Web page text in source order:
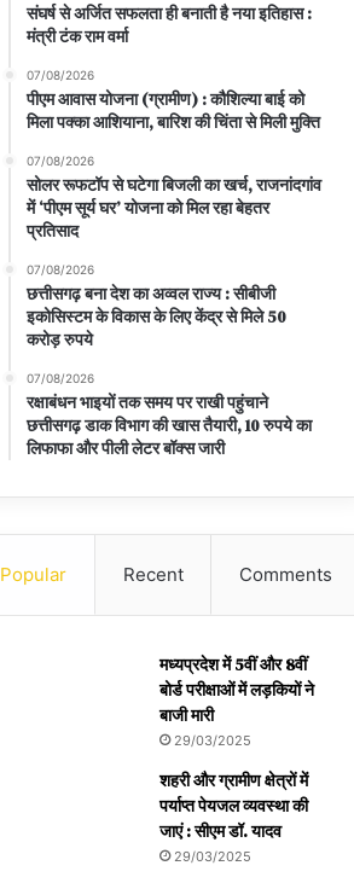
संघर्ष से अर्जित सफलता ही बनाती है नया इतिहास :
मंत्री टंक राम वर्मा
07/08/2026
पीएम आवास योजना (ग्रामीण) : कौशिल्या बाई को
मिला पक्का आशियाना, बारिश की चिंता से मिली मुक्ति
07/08/2026
सोलर रूफटॉप से घटेगा बिजली का खर्च, राजनांदगांव
में ‘पीएम सूर्य घर’ योजना को मिल रहा बेहतर
प्रतिसाद
07/08/2026
छत्तीसगढ़ बना देश का अव्वल राज्य : सीबीजी
इकोसिस्टम के विकास के लिए केंद्र से मिले 50
करोड़ रुपये
07/08/2026
रक्षाबंधन भाइयों तक समय पर राखी पहुंचाने
छत्तीसगढ़ डाक विभाग की खास तैयारी, 10 रुपये का
लिफाफा और पीली लेटर बॉक्स जारी
Popular Recent Comments
मध्यप्रदेश में 5वीं और 8वीं
बोर्ड परीक्षाओं में लड़कियों ने
बाजी मारी
29/03/2025
शहरी और ग्रामीण क्षेत्रों में
पर्याप्त पेयजल व्यवस्था की
जाएं : सीएम डॉ. यादव
29/03/2025